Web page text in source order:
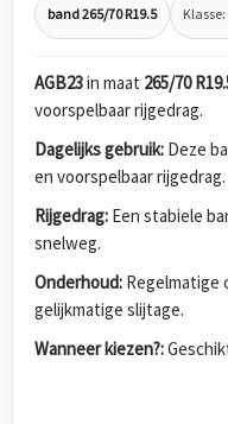
band 265/70 R19.5 Klasse:
AGB23in maat 265/70
voorspelbaar rijgedrag.
Dagelijks gebruik: Deze
en voorspelbaar rijgedrag.
Rijgedrag: Een stabiele
snelweg.
Onderhoud: Regelmatige
gelijkmatige slijtage.
Wanneer kiezen?: